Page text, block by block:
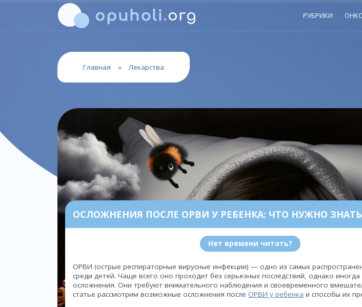
РУБРИКИ
Главная » Лекарства
ОСЛОЖНЕНИЯ ПОСЛЕ ОРВИ У РЕБЕНКА: ЧТО НУЖНО ЗНАТЬ
Нет времени читать?
ОРВИ (острые респираторные вирусные инфекции) — одно из самых
среди детей. Чаще всего оно проходит без серьезных последствий, однако
осложнения. Они требуют внимательного наблюдения и своевременного
статье рассмотрим возможные осложнения после ОРВИ у ребенка и способы их